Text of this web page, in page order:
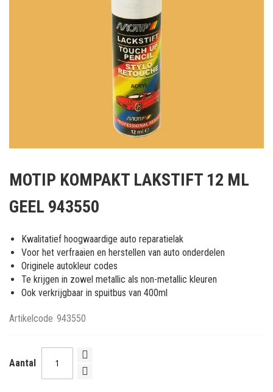
het
van
afbeeldingen-
gallerij
MOTIP KOMPAKT LAKSTIFT 12 ML
GEEL 943550
Kwalitatief hoogwaardige auto reparatielak
Voor het verfraaien en herstellen van auto onderdelen
Originele autokleur codes
Te krijgen in zowel metallic als non-metallic kleuren
Ook verkrijgbaar in spuitbus van 400ml
Artikelcode 943550
Aantal